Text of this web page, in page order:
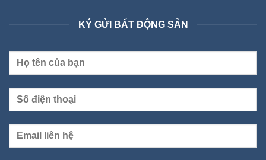
KÝ GỬI BẤT ĐỘNG SẢN